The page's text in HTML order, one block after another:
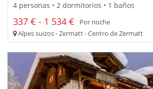
4 personas • 2 dormitorios • 1 baños
337 € - 1 534 €
Por noche
Alpes suizos - Zermatt - Centro de Zermatt